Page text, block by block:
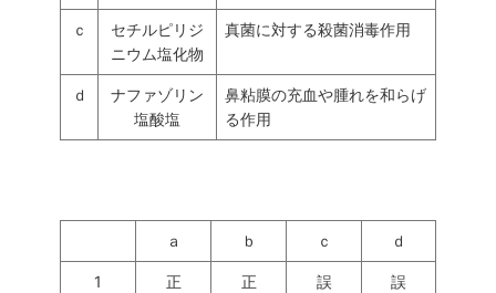
ｃ
セチルピリジ
ニウム塩化物
真菌に対する殺菌消毒作用
ｄ
ナファゾリン
塩酸塩
鼻粘膜の充血や腫れを和らげ
る作用
ａ ｂ ｃ ｄ
1 正 正 誤 誤